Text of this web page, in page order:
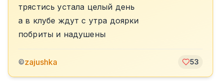
трястись устала целый день
а в клубе ждут с утра доярки
побриты и надушены
©zajushka 53